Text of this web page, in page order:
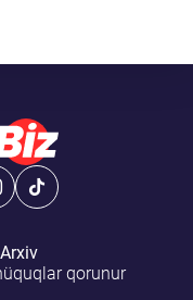
Arxiv
qorunur